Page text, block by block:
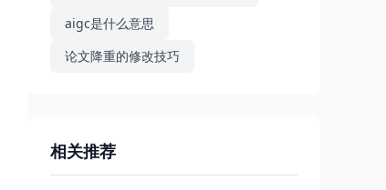
aigc是什么意思
论文降重的修改技巧
相关推荐